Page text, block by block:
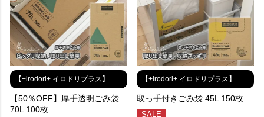
【+irodori+ イロドリプラス】
【50％OFF】厚手透明ごみ袋
70L 100枚
【+irodori+ イロドリプラス】
取っ手付きごみ袋 45L 150枚
SALE